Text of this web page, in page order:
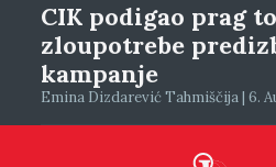
CIK podigao prag
zloupotrebe
kampanje
Emina Dizdarević Tahmiščija | 6.